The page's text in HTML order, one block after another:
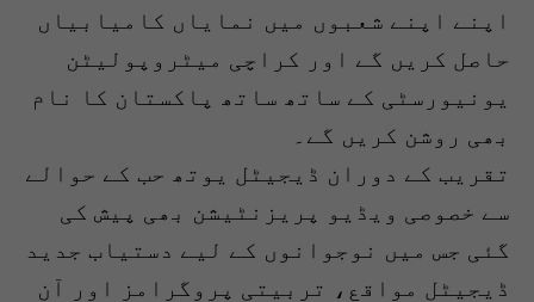
اپنے اپنے شعبوں میں نمایاں کامیابیاں
حاصل کریں گے اور کراچی میٹروپولیٹن
یونیورسٹی کے ساتھ ساتھ پاکستان کا نام
بھی روشن کریں گے۔
تقریب کے دوران ڈیجیٹل یوتھ حب کے حوالے
سے خصوصی ویڈیو پریزنٹیشن بھی پیش کی
گئی جس میں نوجوانوں کے لیے دستیاب جدید
ڈیجیٹل مواقع، تربیتی پروگرامز اور آن